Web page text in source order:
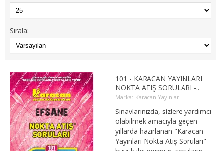
3. SINIF 5. YARIYIL İŞLETME
4. SINIF 7. YARIYIL İŞLETME
4. SINIF 8. YARIYIL İŞLETME
İKTİSAT
Sırala:
101 - KARACAN YAYINLARI
NOKTA ATIŞ SORULARI -..
Marka: Karacan Yayınları
Sınavlarınızda, sizlere yardımcı
olabilmek amacıyla geçen
yıllarda hazırlanan "Karacan
Yayınları Nokta Atış Soruları"